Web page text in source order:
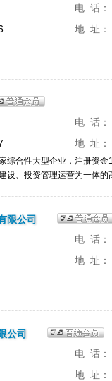
电 话：
地 址：
电 话：
地 址：
综合性大型企业，注册资
设、投资管理运营为一体
限公司
电 话：
地 址：
公司
电 话：
地 址：